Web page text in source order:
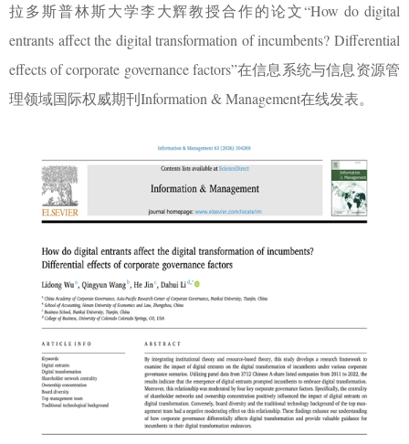
拉多斯普林斯大学李大辉教授合作的论文“How do digital
entrants affect the digital transformation of incumbents? Differential
effects of corporate governance factors”在信息系统与信息资源管
理领域国际权威期刊Information & Management在线发表。